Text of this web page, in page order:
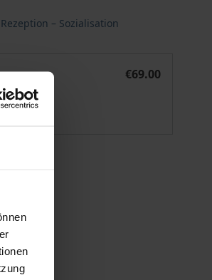
– Sozialisation
€69.00
7